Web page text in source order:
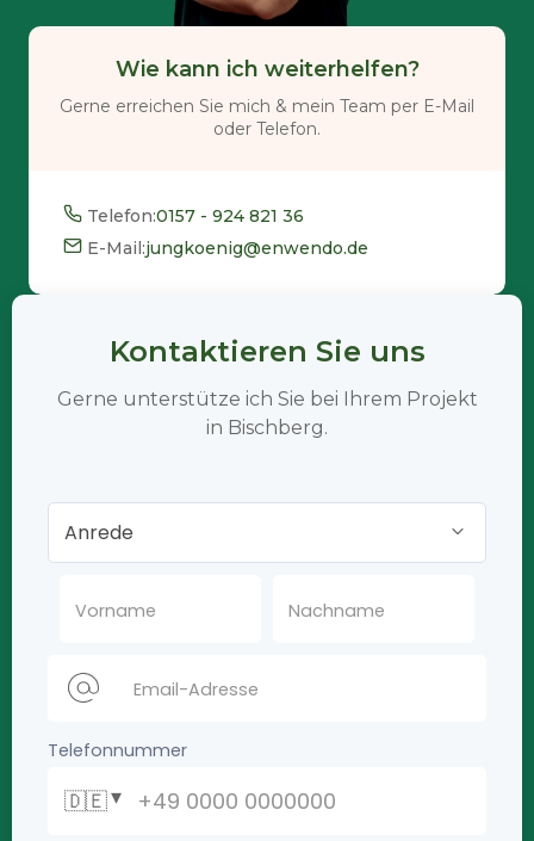
Wie kann ich weiterhelfen?
Gerne erreichen Sie mich & mein Team per E-Mail
oder Telefon.
Telefon:0157 - 924 821 36
E-Mail:jungkoenig@enwendo.de
Kontaktieren Sie uns
Gerne unterstütze ich Sie bei Ihrem Projekt
in Bischberg.